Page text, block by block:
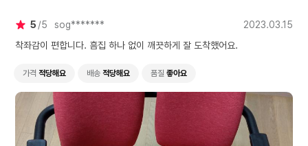
5 5 sog*******
2023.03.15
착좌감이 편합니다. 흠집 하나 없이 깨끗하게 잘 도착했어요.
가격 적당해요 배송 적당해요 품질 좋아요